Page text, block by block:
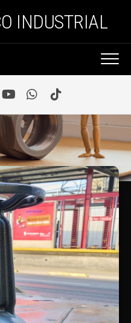
INDUSTRIAL